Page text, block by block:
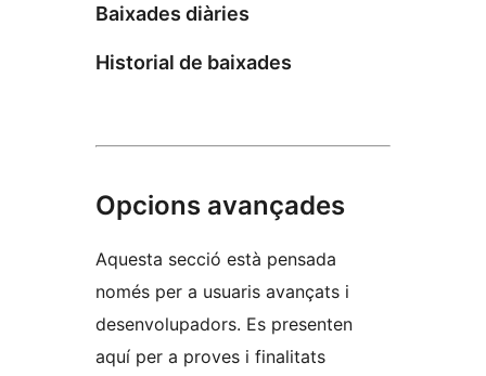
Baixades diàries
Historial de baixades
Opcions avançades
Aquesta secció està pensada
només per a usuaris avançats i
desenvolupadors. Es presenten
aquí per a proves i finalitats